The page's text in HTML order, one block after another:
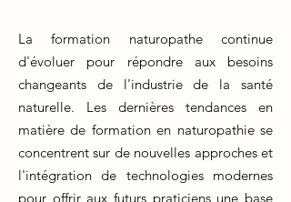
La formation naturopathe continue
d'évoluer pour répondre aux besoins
changeants de l'industrie de la santé
naturelle. Les dernières tendances en
matière de formation en naturopathie se
concentrent sur de nouvelles approches et
l'intégration de technologies modernes
pour offrir aux futurs praticiens une base